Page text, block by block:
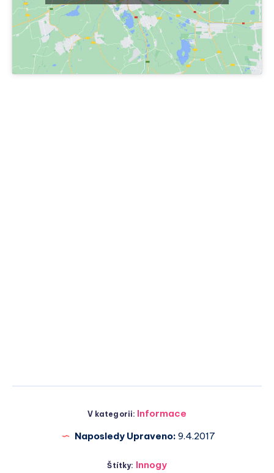
V kategorii: Informace
Naposledy Upraveno: 9.4.2017
Štítky: Innogy